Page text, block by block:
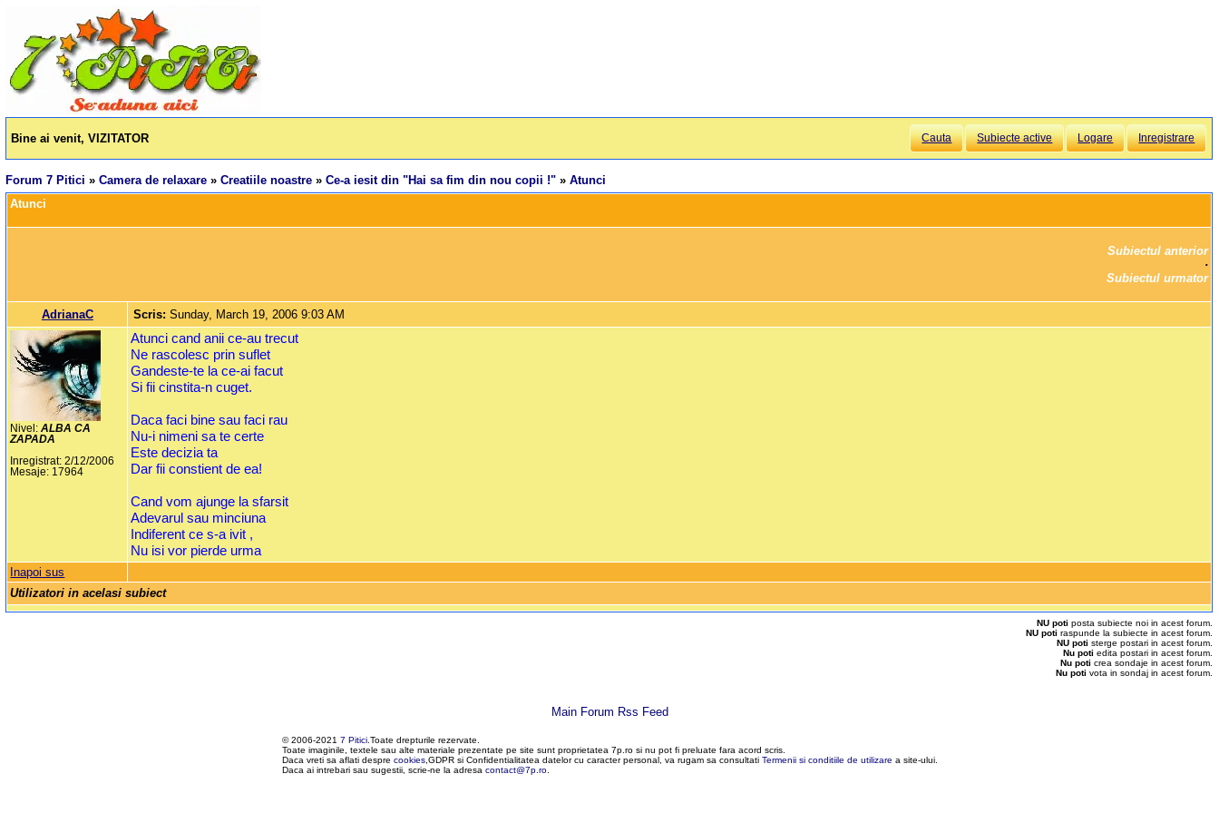
Bine ai venit, VIZITATOR Cauta Subiecte active Logare Inregistrare
Forum 7 Pitici »Camera de relaxare »Creatiile noastre »Ce-a iesit din "Hai sa fim din nou copii !" »Atunci
Atunci
Subiectul anterior
Subiectul urmator
AdrianaC Scris:Sunday, March 19, 2006 9:03 AM
Nivel:ALBA CA
ZAPADA
Inregistrat: 2/12/2006
Mesaje: 17964
Atunci cand anii ce-au trecut
Ne rascolesc prin suflet
Gandeste-te la ce-ai facut
Si fii cinstita-n cuget.
Daca faci bine sau faci rau
Nu-i nimeni sa te certe
Este decizia ta
Dar fii constient de ea!
Cand vom ajunge la sfarsit
Adevarul sau minciuna
Indiferent ce s-a ivit ,
Nu isi vor pierde urma
Inapoi sus
Utilizatori in acelasi subiect
NU potiposta subiecte noi in acest forum.
NU potiraspunde la subiecte in acest forum.
NU potisterge postari in acest forum.
Nu potiedita postari in acest forum.
Nu poticrea sondaje in acest forum.
Nu potivota in sondaj in acest forum.
Main Forum Rss Feed
© 2006-2021 7 Pitici.Toate drepturile rezervate.
Toate imaginile, textele sau alte materiale prezentate pe site sunt proprietatea 7p.ro si nu pot fi preluate fara acord scris.
Daca vreti sa aflati despre cookies,GDPR si Confidentialitatea datelor cu caracter personal, va rugam sa consultati Termenii si conditiile de utilizare a site-ului.
Daca ai intrebari sau sugestii, scrie-ne la adresa contact@7p.ro.